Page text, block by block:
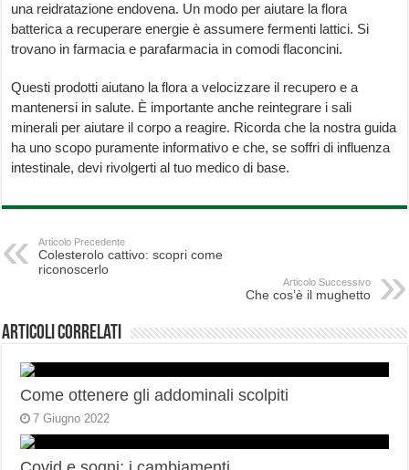
una reidratazione endovena. Un modo per aiutare la flora
batterica a recuperare energie è assumere fermenti lattici. Si
trovano in farmacia e parafarmacia in comodi flaconcini.
Questi prodotti aiutano la flora a velocizzare il recupero e a
mantenersi in salute. È importante anche reintegrare i sali
minerali per aiutare il corpo a reagire. Ricorda che la nostra guida
ha uno scopo puramente informativo e che, se soffri di influenza
intestinale, devi rivolgerti al tuo medico di base.
Articolo Precedente
Colesterolo cattivo: scopri come
riconoscerlo
Articolo Successivo
Che cos’è il mughetto
Articoli correlati
Come ottenere gli addominali scolpiti
7 Giugno 2022